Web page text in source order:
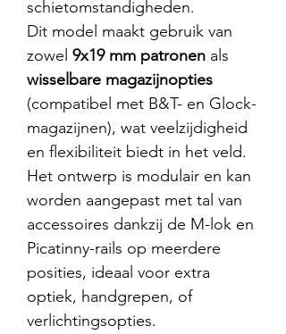
schietomstandigheden.
Dit model maakt gebruik van
zowel 9x19 mm patronen als
wisselbare magazijnopties
(compatibel met B&T- en Glock-
magazijnen), wat veelzijdigheid
en flexibiliteit biedt in het veld.
Het ontwerp is modulair en kan
worden aangepast met tal van
accessoires dankzij de M-lok en
Picatinny-rails op meerdere
posities, ideaal voor extra
optiek, handgrepen, of
verlichtingsopties.